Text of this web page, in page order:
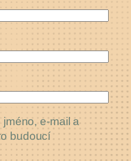
e-mail a
budoucí